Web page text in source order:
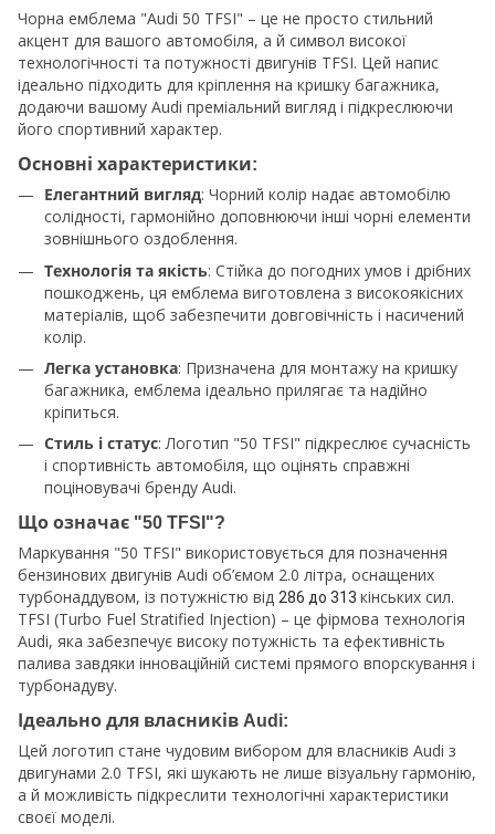
Чорна емблема "Audi 50 TFSI" – це не просто стильний
акцент для вашого автомобіля, а й символ високої
технологічності та потужності двигунів TFSI. Цей напис
ідеально підходить для кріплення на кришку багажника,
додаючи вашому Audi преміальний вигляд і підкреслюючи
його спортивний характер.
Основні характеристики:
Елегантний вигляд: Чорний колір надає автомобілю
солідності, гармонійно доповнюючи інші чорні елементи
зовнішнього оздоблення.
Технологія та якість: Стійка до погодних умов і дрібних
пошкоджень, ця емблема виготовлена з високоякісних
матеріалів, щоб забезпечити довговічність і насичений
колір.
Легка установка: Призначена для монтажу на кришку
багажника, емблема ідеально прилягає та надійно
кріпиться.
Стиль і статус: Логотип "50 TFSI" підкреслює сучасність
і спортивність автомобіля, що оцінять справжні
поціновувачі бренду Audi.
Що означає "50 TFSI"?
Маркування "50 TFSI" використовується для позначення
бензинових двигунів Audi об’ємом 2.0 літра, оснащених
турбонаддувом, із потужністю від 286 до 313 кінських сил.
TFSI (Turbo Fuel Stratified Injection) – це фірмова технологія
Audi, яка забезпечує високу потужність та ефективність
палива завдяки інноваційній системі прямого впорскування і
турбонадуву.
Ідеально для власників Audi:
Цей логотип стане чудовим вибором для власників Audi з
двигунами 2.0 TFSI, які шукають не лише візуальну гармонію,
а й можливість підкреслити технологічні характеристики
своєї моделі.